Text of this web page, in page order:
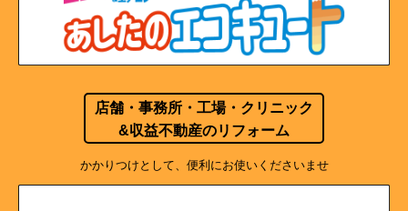
店舗・事務所・工場・クリニック
&収益不動産のリフォーム
かかりつけとして、便利にお使いくださいませ